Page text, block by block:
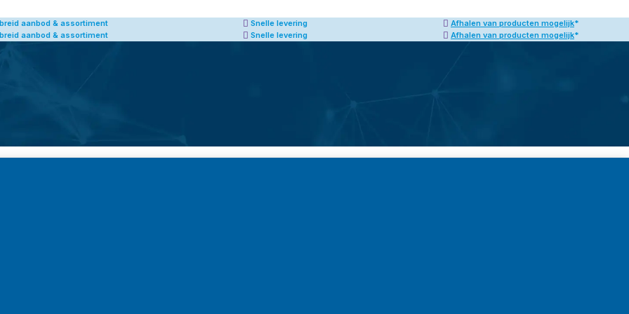
Snelle levering Afhalen van producten mogelijk
Altijd persoonlijk advies
Snelle levering Afhalen van producten mogelijk Altijd persoonlijk advies